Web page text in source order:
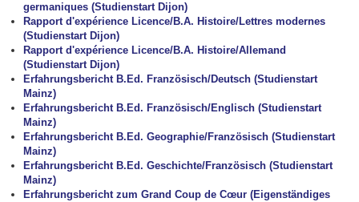
germaniques (Studienstart Dijon)
Rapport d'expérience Licence/B.A. Histoire/Lettres modernes
(Studienstart Dijon)
Rapport d'expérience Licence/B.A. Histoire/Allemand
(Studienstart Dijon)
Erfahrungsbericht B.Ed. Französisch/Deutsch (Studienstart
Mainz)
Erfahrungsbericht B.Ed. Französisch/Englisch (Studienstart
Mainz)
Erfahrungsbericht B.Ed. Geographie/Französisch (Studienstart
Mainz)
Erfahrungsbericht B.Ed. Geschichte/Französisch (Studienstart
Mainz)
Erfahrungsbericht zum Grand Coup de Cœur (Eigenständiges